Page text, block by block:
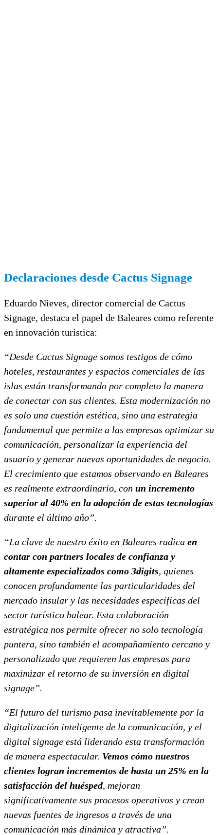
Declaraciones desde Cactus Signage
Eduardo Nieves, director comercial de Cactus
Signage, destaca el papel de Baleares como referente
en innovación turística:
“Desde Cactus Signage somos testigos de cómo
hoteles, restaurantes y espacios comerciales de las
islas están transformando por completo la manera
de conectar con sus clientes. Esta modernización no
es solo una cuestión estética, sino una estrategia
fundamental que permite a las empresas optimizar su
comunicación, personalizar la experiencia del
usuario y generar nuevas oportunidades de negocio.
El crecimiento que estamos observando en Baleares
es realmente extraordinario, con un incremento
superior al 40% en la adopción de estas tecnologías
durante el último año”.
“La clave de nuestro éxito en Baleares radica en
contar con partners locales de confianza y
altamente especializados como 3digits, quienes
conocen profundamente las particularidades del
mercado insular y las necesidades específicas del
sector turístico balear. Esta colaboración
estratégica nos permite ofrecer no solo tecnología
puntera, sino también el acompañamiento cercano y
personalizado que requieren las empresas para
maximizar el retorno de su inversión en digital
signage”.
“El futuro del turismo pasa inevitablemente por la
digitalización inteligente de la comunicación, y el
digital signage está liderando esta transformación
de manera espectacular. Vemos cómo nuestros
clientes logran incrementos de hasta un 25% en la
satisfacción del huésped, mejoran
significativamente sus procesos operativos y crean
nuevas fuentes de ingresos a través de una
comunicación más dinámica y atractiva”.